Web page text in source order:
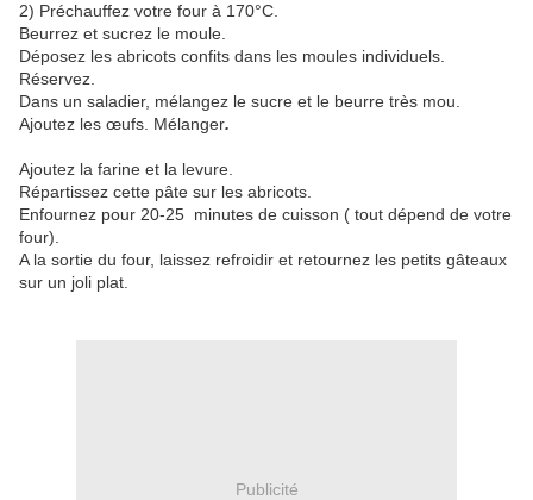
2) Préchauffez votre four à 170°C.
Beurrez et sucrez le moule.
Déposez les abricots confits dans les moules individuels.
Réservez.
Dans un saladier, mélangez le sucre et le beurre très mou.
Ajoutez les œufs. Mélanger.
Ajoutez la farine et la levure.
Répartissez cette pâte sur les abricots.
Enfournez pour 20-25 minutes de cuisson ( tout dépend de votre
four).
A la sortie du four, laissez refroidir et retournez les petits gâteaux
sur un joli plat.
Publicité